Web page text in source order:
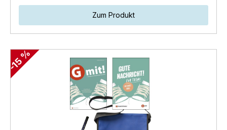
Zum Produkt
-15 %